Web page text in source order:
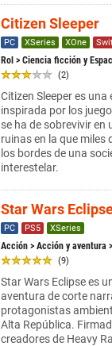
Citizen Sleeper
PC XSeries XOne
Rol > Ciencia ficción y
(2)
Citizen Sleeper es una
inspirada por los
se ha de sobrevivir en
ruinas en la que miles
los bordes de una
interestelar.
Star Wars
PC PS5 XSeries
Acción > Acción y aventura
(9)
Star Wars Eclipse es
aventura de corte
protagonistas
Alta República.
creadores de Heavy